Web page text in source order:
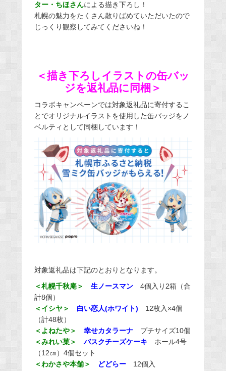
ター・ちほさんによる描き下ろし！
札幌の魅力をたくさん散りばめていただいたので
じっくり観察してみてくださいね！
＜描き下ろしイラストの缶バッ
ジを返礼品に同梱＞
コラボキャンペーンでは対象返礼品に寄付するこ
とでオリジナルイラストを使用した缶バッジをノ
ベルティとして同梱しています！
対象返礼品は下記のとおりとなります。
＜札幌千秋庵＞
生ノースマン4個入り2箱（合
計8個）
＜イシヤ＞
白い恋人(ホワイト) 12枚入×4個
（計48枚）
＜よねたや＞
幸せカタラーナプチサイズ10個
＜みれい菓＞
バスクチーズケーキ ホール4号
（12㎝）4個セット
＜わかさや本舗＞
どどらー12個入